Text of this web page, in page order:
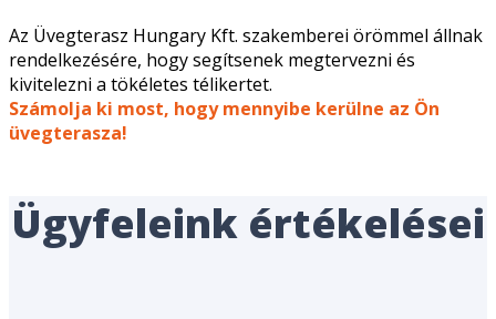
Az Üvegterasz Hungary Kft. szakemberei örömmel állnak
rendelkezésére, hogy segítsenek megtervezni és
kivitelezni a tökéletes télikertet.
Számolja ki most, hogy mennyibe kerülne az Ön
üvegterasza!
Ügyfeleink értékelései